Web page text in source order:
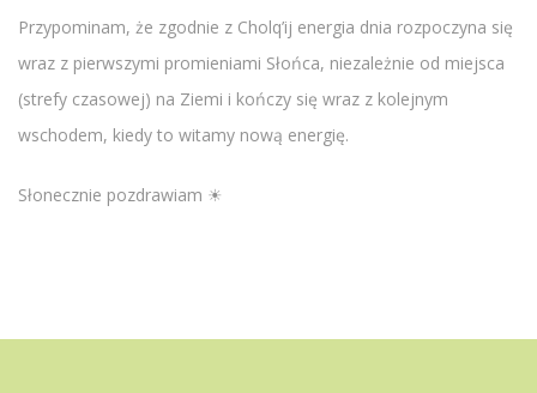
Przypominam, że zgodnie z Cholq’ij energia dnia rozpoczyna się
wraz z pierwszymi promieniami Słońca, niezależnie od miejsca
(strefy czasowej) na Ziemi i kończy się wraz z kolejnym
wschodem, kiedy to witamy nową energię.
Słonecznie pozdrawiam ☀